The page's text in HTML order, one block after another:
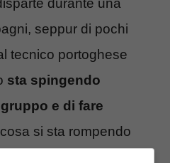
durante una
seppur di pochi
tecnico portoghese
sta spingendo
e di fare
si sta rompendo